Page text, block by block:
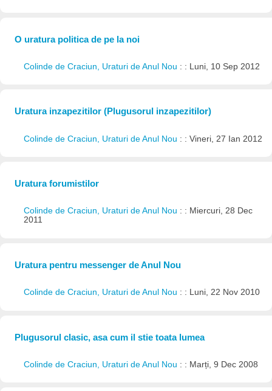
O uratura politica de pe la noi
Colinde de Craciun, Uraturi de Anul Nou : : Luni, 10 Sep 2012
Uratura inzapezitilor (Plugusorul inzapezitilor)
Colinde de Craciun, Uraturi de Anul Nou : : Vineri, 27 Ian 2012
Uratura forumistilor
Colinde de Craciun, Uraturi de Anul Nou : : Miercuri, 28 Dec
2011
Uratura pentru messenger de Anul Nou
Colinde de Craciun, Uraturi de Anul Nou : : Luni, 22 Nov 2010
Plugusorul clasic, asa cum il stie toata lumea
Colinde de Craciun, Uraturi de Anul Nou : : Marți, 9 Dec 2008